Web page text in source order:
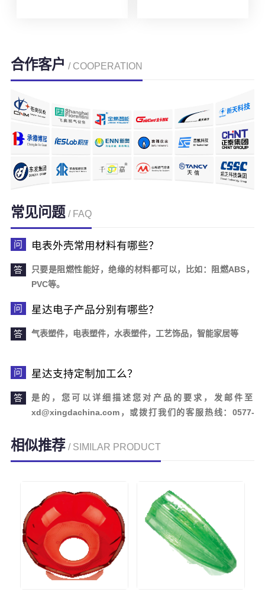
合作客户 / COOPERATION
常见问题 / FAQ
电表外壳常用材料有哪些？
只要是阻燃性能好，绝缘的材料都可以，比如：阻燃ABS，
PVC等。
星达电子产品分别有哪些？
气表塑件，电表塑件，水表塑件，工艺饰品，智能家居等
星达支持定制加工么？
是的，您可以详细描述您对产品的要求，发邮件至
xd@xingdachina.com，或拨打我们的客服热线：0577-
相似推荐 / SIMILAR PRODUCT